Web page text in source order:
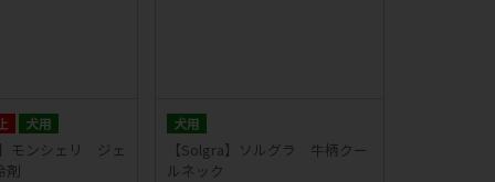
犬用
モンシェリ ジェ
剤
犬用
【Solgra】ソルグラ 牛柄クー
ルネック